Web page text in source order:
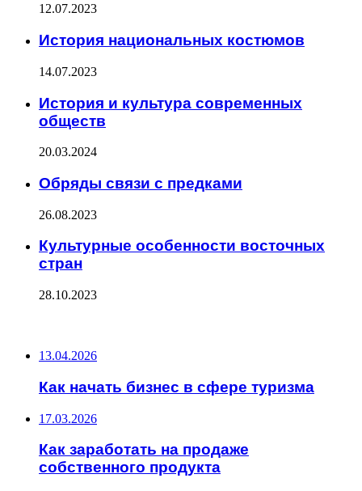
12.07.2023
История национальных костюмов
14.07.2023
История и культура современных
обществ
20.03.2024
Обряды связи с предками
26.08.2023
Культурные особенности восточных
стран
28.10.2023
13.04.2026
Как начать бизнес в сфере туризма
17.03.2026
Как заработать на продаже
собственного продукта